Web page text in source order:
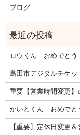
ブログ
ロウくん おめでとう
島田市デジタルチケッ
重要【営業時間変更】
かいとくん おめでと
【重要】定休日変更